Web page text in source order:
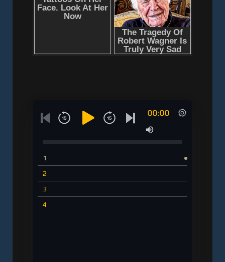
00:00
1
2
3
4